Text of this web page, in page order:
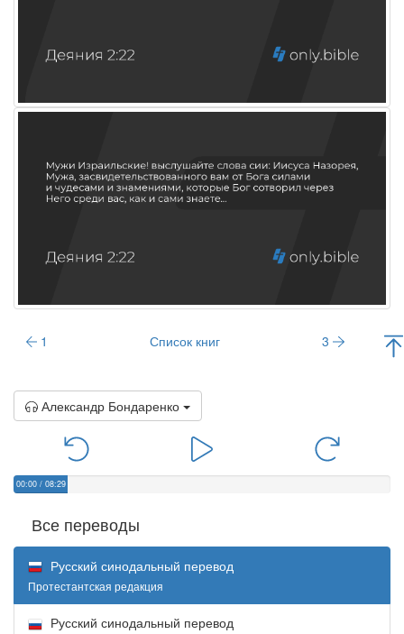
1 Список книг 3
Александр Бондаренко
00:00 / 08:29
Все переводы
Русский синодальный перевод
Протестантская редакция
Русский синодальный перевод